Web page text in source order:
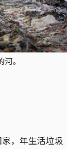
。
，年生活垃圾